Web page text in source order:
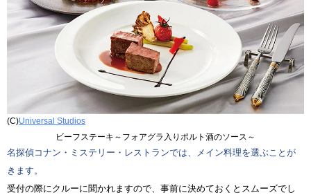
(C)Universal Studios
ビーフステーキ～フォアグラ入りポルト酒のソース～
名探偵コナン・ミステリー・レストランでは、メイン料理を選ぶことが
きます。
受付の際にクルーに聞かれますので、事前に決めておくとスムーズでし